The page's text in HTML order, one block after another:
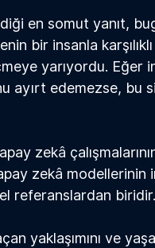
en somut yanıt,
bir insanla
yarıyordu. Eğer
ayırt edemezse, bu
zekâ
zekâ modellerinin
referanslardan biridir.
yaklaşımını ve